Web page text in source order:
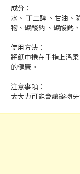
成分：
水、 丁二醇 、甘油、
物、碳酸鈉 、碳酸鈣
使用方法：
將紙巾捲在手指上溫
的健康。
注意事項：
太大力可能會讓寵物